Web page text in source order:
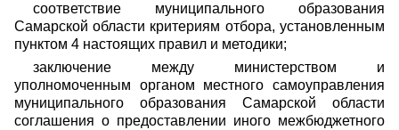
соответствие муниципального образования
Самарской области критериям отбора, установленным
пунктом 4 настоящих правил и методики;
заключение между министерством и
уполномоченным органом местного самоуправления
муниципального образования Самарской области
соглашения о предоставлении иного межбюджетного